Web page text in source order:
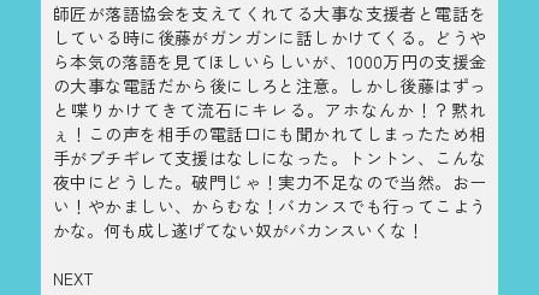
師匠が落語協会を支えてくれてる大事な支援者と電話を
している時に後藤がガンガンに話しかけてくる。どうや
ら本気の落語を見てほしいらしいが、1000万円の支援金
の大事な電話だから後にしろと注意。しかし後藤はずっ
と喋りかけてきて流石にキレる。アホなんか！？黙れ
ぇ！この声を相手の電話口にも聞かれてしまったため相
手がブチギレて支援はなしになった。トントン、こんな
夜中にどうした。破門じゃ！実力不足なので当然。おー
い！やかましい、からむな！バカンスでも行ってこよう
かな。何も成し遂げてない奴がバカンスいくな！
NEXT